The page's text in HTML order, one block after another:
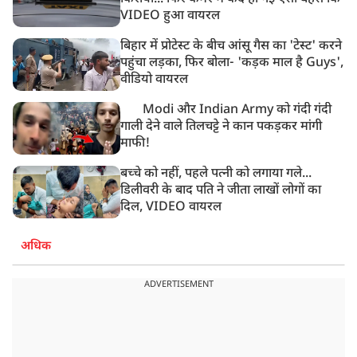
VIDEO हुआ वायरल
बिहार में प्रोटेस्ट के बीच आंसू गैस का 'टेस्ट' करने
पहुंचा लड़का, फिर बोला- 'कड़क माल है Guys',
वीडियो वायरल
Modi और Indian Army को गंदी गंदी
गाली देने वाले तिलचट्टे ने कान पकड़कर मांगी
माफी!
बच्चे को नहीं, पहले पत्नी को लगाया गले...
डिलीवरी के बाद पति ने जीता लाखों लोगों का
दिल, VIDEO वायरल
अधिक
ADVERTISEMENT